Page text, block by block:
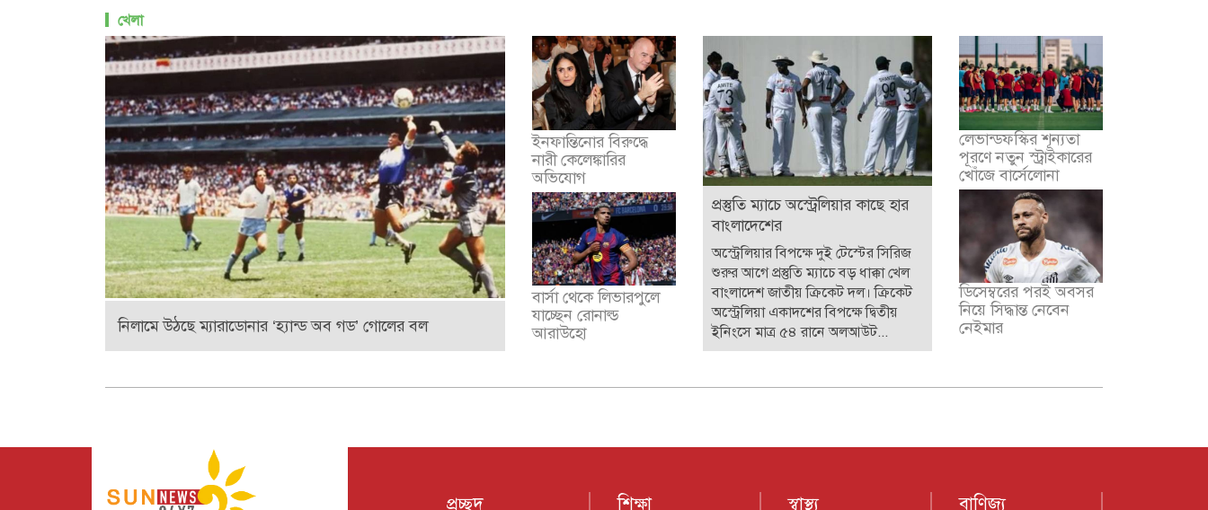
খেলা
নিলামে উঠছে ম্যারাডোনার ‘হ্যান্ড অব গড’ গোলের বল
ইনফান্তিনোর বিরুদ্ধে
নারী কেলেঙ্কারির
অভিযোগ
বার্সা থেকে লিভারপুলে
যাচ্ছেন রোনাল্ড
আরাউহো
প্রস্তুতি ম্যাচে অস্ট্রেলিয়ার কাছে হার
বাংলাদেশের
অস্ট্রেলিয়ার বিপক্ষে দুই টেস্টের সিরিজ
শুরুর আগে প্রস্তুতি ম্যাচে বড় ধাক্কা খেল
বাংলাদেশ জাতীয় ক্রিকেট দল। ক্রিকেট
অস্ট্রেলিয়া একাদশের বিপক্ষে দ্বিতীয়
ইনিংসে মাত্র ৫৪ রানে অলআউট...
লেভান্ডফস্কির শূন্যতা
পূরণে নতুন স্ট্রাইকারের
খোঁজে বার্সেলোনা
ডিসেম্বরের পরই অবসর
নিয়ে সিদ্ধান্ত নেবেন
নেইমার
প্রচ্ছদ শিক্ষা স্বাস্থ্য বাণিজ্য